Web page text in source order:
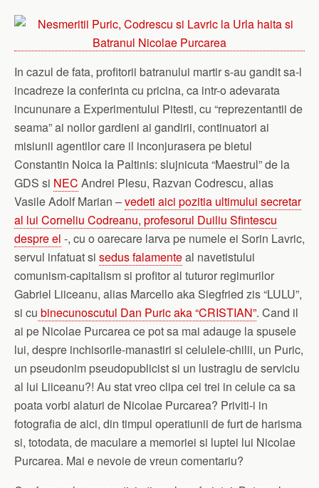
In cazul de fata, profitorii batranului martir s-au gandit sa-l
incadreze la conferinta cu pricina, ca intr-o adevarata
incununare a Experimentului Pitesti, cu “reprezentantii de
seama” ai noilor gardieni ai gandirii, continuatori ai
misiunii agentilor care il inconjurasera pe bietul
Constantin Noica la Paltinis: slujnicuta “Maestrul” de la
GDS si NEC Andrei Plesu, Razvan Codrescu, alias
Vasile Adolf Marian –vedeti aici pozitia ultimului secretar
al lui Corneliu Codreanu, profesorul Duiliu Sfintescu
despre el -, cu o oarecare larva pe numele ei Sorin Lavric,
servul infatuat si sedus falamenteal navetistului
comunism-capitalism si profitor al tuturor regimurilor
Gabriel Liiceanu, alias Marcello aka Siegfried zis “LULU”,
si cu binecunoscutul Dan Puric aka “CRISTIAN”. Cand il
ai pe Nicolae Purcarea ce pot sa mai adauge la spusele
lui, despre inchisorile-manastiri si celulele-chilii, un Puric,
un pseudonim pseudopublicist si un lustragiu de serviciu
al lui Liiceanu?! Au stat vreo clipa cei trei in celule ca sa
poata vorbi alaturi de Nicolae Purcarea? Priviti-i in
fotografia de aici, din timpul operatiunii de furt de harisma
si, totodata, de maculare a memoriei si luptei lui Nicolae
Purcarea. Mai e nevoie de vreun comentariu?